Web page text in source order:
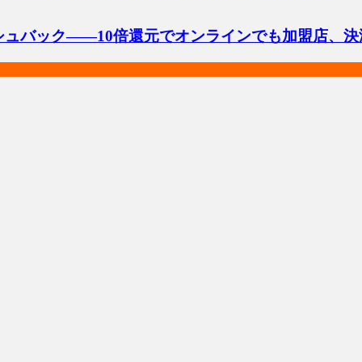
ュバック――10倍還元でオンラインでも加盟店、